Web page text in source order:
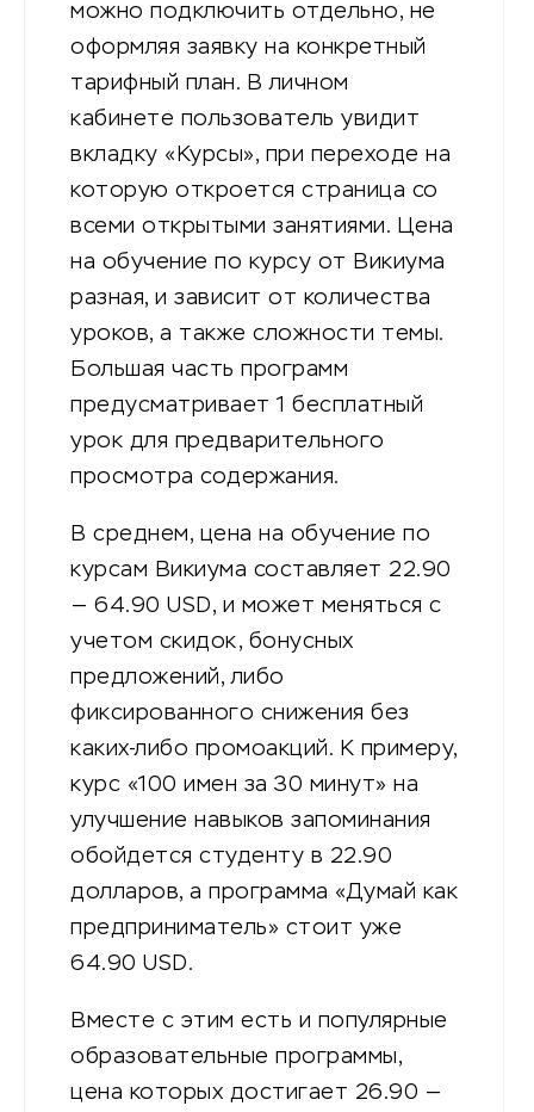
можно подключить отдельно, не
оформляя заявку на конкретный
тарифный план. В личном
кабинете пользователь увидит
вкладку «Курсы», при переходе на
которую откроется страница со
всеми открытыми занятиями. Цена
на обучение по курсу от Викиума
разная, и зависит от количества
уроков, а также сложности темы.
Большая часть программ
предусматривает 1 бесплатный
урок для предварительного
просмотра содержания.
В среднем, цена на обучение по
курсам Викиума составляет 22.90
— 64.90 USD, и может меняться с
учетом скидок, бонусных
предложений, либо
фиксированного снижения без
каких-либо промоакций. К примеру,
курс «100 имен за 30 минут» на
улучшение навыков запоминания
обойдется студенту в 22.90
долларов, а программа «Думай как
предприниматель» стоит уже
64.90 USD.
Вместе с этим есть и популярные
образовательные программы,
цена которых достигает 26.90 —